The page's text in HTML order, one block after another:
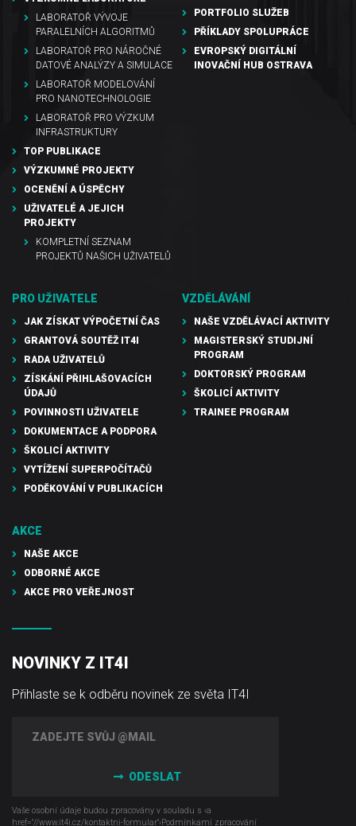
LABORATOŘ VÝVOJE
PARALELNÍCH ALGORITMŮ
LABORATOŘ PRO NÁROČNÉ
DATOVÉ ANALÝZY A SIMULACE
LABORATOŘ MODELOVÁNÍ
PRO NANOTECHNOLOGIE
LABORATOŘ PRO VÝZKUM
INFRASTRUKTURY
TOP PUBLIKACE
VÝZKUMNÉ PROJEKTY
OCENĚNÍ A ÚSPĚCHY
UŽIVATELÉ A JEJICH
PROJEKTY
KOMPLETNÍ SEZNAM
PROJEKTŮ NAŠICH UŽIVATELŮ
PORTFOLIO SLUŽEB
PŘÍKLADY SPOLUPRÁCE
EVROPSKÝ DIGITÁLNÍ
INOVAČNÍ HUB OSTRAVA
PRO UŽIVATELE
JAK ZÍSKAT VÝPOČETNÍ ČAS
GRANTOVÁ SOUTĚŽ IT4I
RADA UŽIVATELŮ
ZÍSKÁNÍ PŘIHLAŠOVACÍCH
ÚDAJŮ
POVINNOSTI UŽIVATELE
DOKUMENTACE A PODPORA
ŠKOLICÍ AKTIVITY
VYTÍŽENÍ SUPERPOČÍTAČŮ
PODĚKOVÁNÍ V PUBLIKACÍCH
VZDĚLÁVÁNÍ
NAŠE VZDĚLÁVACÍ AKTIVITY
MAGISTERSKÝ STUDIJNÍ
PROGRAM
DOKTORSKÝ PROGRAM
ŠKOLICÍ AKTIVITY
TRAINEE PROGRAM
AKCE
NAŠE AKCE
ODBORNÉ AKCE
AKCE PRO VEŘEJNOST
NOVINKY Z IT4I
Přihlaste se k odběru novinek ze světa IT4I
ODESLAT
Vaše osobní údaje budou zpracovány v souladu s ‹a
href="//www.it4i­.cz/kontaktni-formular"›Podmínkami zpracování